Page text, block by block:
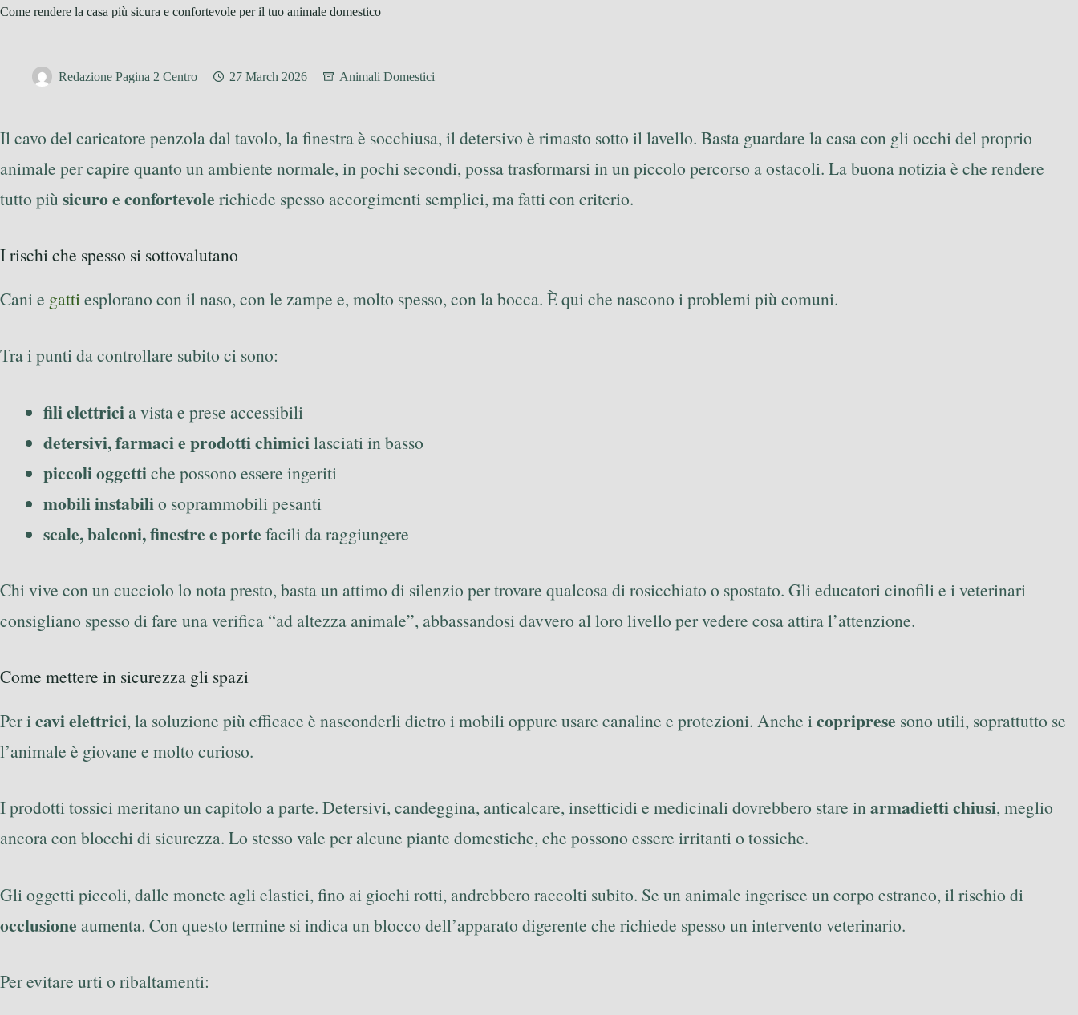
Come rendere la casa più sicura e confortevole per il tuo animale domestico
Redazione Pagina 2 Centro 27 March 2026 Animali Domestici
Il cavo del caricatore penzola dal tavolo, la finestra è socchiusa, il detersivo è rimasto sotto il lavello. Basta guardare la casa con gli occhi del proprio
animale per capire quanto un ambiente normale, in pochi secondi, possa trasformarsi in un piccolo percorso a ostacoli. La buona notizia è che rendere
tutto più sicuro e confortevole richiede spesso accorgimenti semplici, ma fatti con criterio.
I rischi che spesso si sottovalutano
Cani e gattiesplorano con il naso, con le zampe e, molto spesso, con la bocca. È qui che nascono i problemi più comuni.
Tra i punti da controllare subito ci sono:
fili elettricia vista e prese accessibili
detersivi, farmaci e prodotti chimicilasciati in basso
piccoli oggettiche possono essere ingeriti
mobili instabilio soprammobili pesanti
scale, balconi, finestre e porte facili da raggiungere
Chi vive con un cucciolo lo nota presto, basta un attimo di silenzio per trovare qualcosa di rosicchiato o spostato. Gli educatori cinofili e i veterinari
consigliano spesso di fare una verifica “ad altezza animale”, abbassandosi davvero al loro livello per vedere cosa attira l’attenzione.
Come mettere in sicurezza gli spazi
Per icavi elettrici, la soluzione più efficace è nasconderli dietro i mobili oppure usare canaline e protezioni. Anche icopriprese sono utili, soprattutto se
l’animale è giovane e molto curioso.
I prodotti tossici meritano un capitolo a parte. Detersivi, candeggina, anticalcare, insetticidi e medicinali dovrebbero stare inarmadietti chiusi, meglio
ancora con blocchi di sicurezza. Lo stesso vale per alcune piante domestiche, che possono essere irritanti o tossiche.
Gli oggetti piccoli, dalle monete agli elastici, fino ai giochi rotti, andrebbero raccolti subito. Se un animale ingerisce un corpo estraneo, il rischio di
occlusione aumenta. Con questo termine si indica un blocco dell’apparato digerente che richiede spesso un intervento veterinario.
Per evitare urti o ribaltamenti: